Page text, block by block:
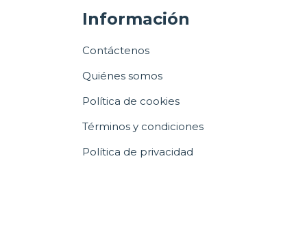
Información
Contáctenos
Quiénes somos
Política de cookies
Términos y condiciones
Política de privacidad